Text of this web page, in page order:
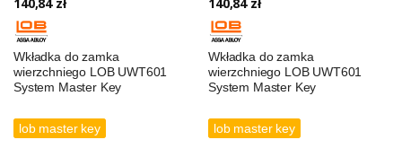
Wkładka do zamka
wierzchniego LOB UWT601
System Master Key
lob master key
Wkładka do zamka
wierzchniego LOB UWT601
System Master Key
lob master key